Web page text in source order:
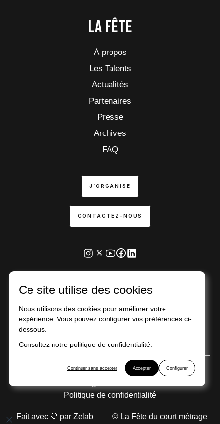
Ce site utilise des cookies
Nous utilisons des cookies pour améliorer votre
expérience. Vous pouvez configurer vos préférences ci-
dessous.
Consultez notre politique de confidentialité.
Continuer sans accepter Accepter Configurer
La fête
À propos
Les Talents
Actualités
Partenaires
Presse
Archives
FAQ
CONTACTEZ-NOUS
J‘ORGANISE
Action financée par la région d’Île-de-France
Mentions légales
Politique de confidentialité
Fait avec 🤍 par Zelab © La Fête du court métrage